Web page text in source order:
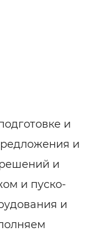
и
и
решений и
и пуско-
и